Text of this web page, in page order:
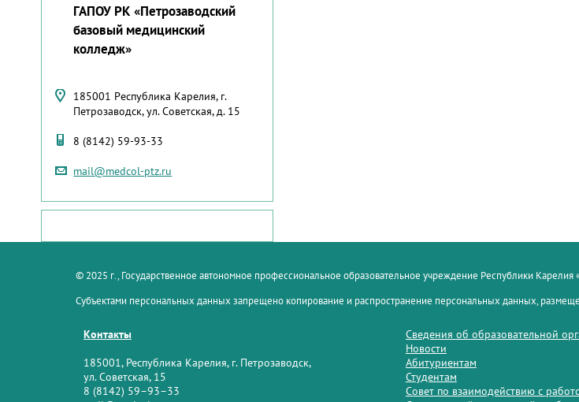
ГАПОУ РК «Петрозаводский
базовый медицинский
колледж»
185001 Республика Карелия, г.
Петрозаводск, ул. Советская, д. 15
8 (8142) 59-93-33
mail@medcol-ptz.ru
© 2025 г., Государственное автономное профессиональное образовательное учреждение Республики
Субъектами персональных данных запрещено копирование и распространение персональных данных,
Контакты
185001, Республика Карелия, г. Петрозаводск,
ул. Советская, 15
8 (8142) 59–93–33
Сведения об образовательной
Новости
Абитуриентам
Студентам
Совет по взаимодействию с